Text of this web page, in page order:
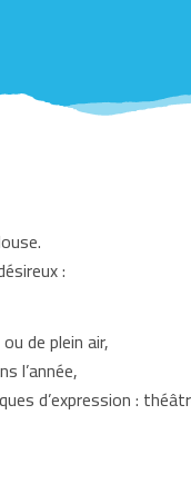
:
de plein air,
l’année,
d’expression :